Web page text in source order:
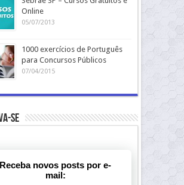
Online
05/07/2013
1000 exercícios de Português
para Concursos Públicos
07/04/2015
se
Receba novos posts por e-
mail: